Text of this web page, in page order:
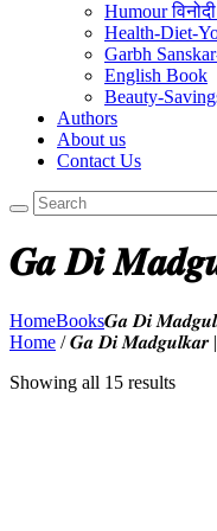
Humour
Health-Diet-
Garbh
English Book
Beauty-
Authors
About us
Contact Us
𝑮𝒂 𝑫𝒊
HomeBooks𝑮𝒂 𝑫𝒊
Home / 𝑮𝒂 𝑫𝒊 𝑴𝒂𝒅𝒈𝒖𝒍𝒌𝒂𝒓
Showing all 15 results